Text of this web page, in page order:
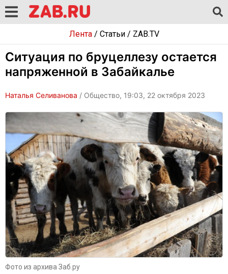
Лента/ Статьи/ ZAB.TV
Ситуация по бруцеллезу остается
напряженной в Забайкалье
Наталья Селиванова / Общество, 19:03, 22 октября 2023
Фото из архива Заб.ру